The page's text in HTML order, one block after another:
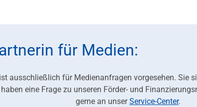
für Medien:
ausschließlich für Medienanfragen vorgesehen. Sie
eine Frage zu unseren Förder- und
gerne an unserService-Center.